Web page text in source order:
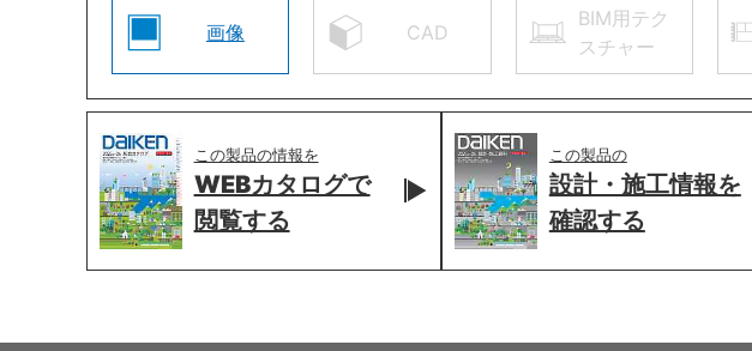
画像 CAD
BIM用テク
スチャー
この製品の情報を
WEBカタログで
閲覧する
この製品の
設計・施工情報を
確認する